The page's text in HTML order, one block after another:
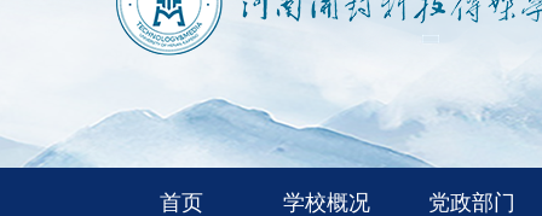
首页 学校概况 党政部门